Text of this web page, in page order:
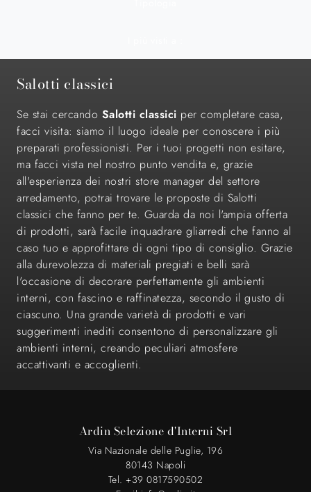
Salotti classici
Se stai cercando Salotti classici per completare casa,
facci visita: siamo il luogo ideale per conoscere i più
preparati professionisti. Per i tuoi progetti non esitare,
ma facci vista nel nostro punto vendita e, grazie
all'esperienza dei nostri store manager del settore
arredamento, potrai trovare le proposte di Salotti
classici che fanno per te. Guarda da noi l'ampia offerta
di prodotti, sarà facile inquadrare gliarredi che fanno al
caso tuo e approfittare di ogni tipo di consiglio. Grazie
alla durevolezza di materiali pregiati e belli sarà
l'occasione di decorare perfettamente gli ambienti
interni, con fascino e raffinatezza, secondo il gusto di
ciascuno. Una grande varietà di prodotti e vari
suggerimenti inediti consentono di personalizzare gli
ambienti interni, creando peculiari atmosfere
accattivanti e accoglienti.
Ardin Selezione d'Interni Srl
Via Nazionale delle Puglie, 196
80143 Napoli
Tel. +39 0817590502